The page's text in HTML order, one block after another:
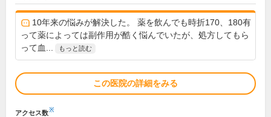
10年来の悩みが解決した。 薬を飲んでも時折170、180有
って薬によっては副作用が酷く悩んでいたが、処方してもら
って血...
もっと読む
この医院の詳細をみる
アクセス数※